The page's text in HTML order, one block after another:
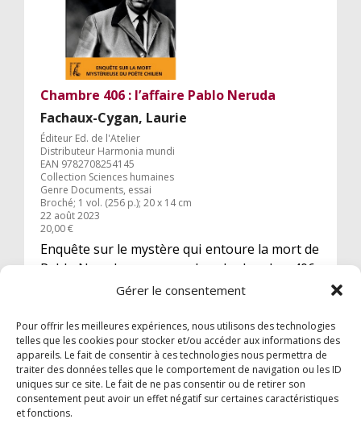
Gérer le consentement
Pour offrir les meilleures expériences, nous utilisons des technologies
telles que les cookies pour stocker et/ou accéder aux informations des
appareils. Le fait de consentir à ces technologies nous permettra de
traiter des données telles que le comportement de navigation ou les ID
uniques sur ce site. Le fait de ne pas consentir ou de retirer son
consentement peut avoir un effet négatif sur certaines caractéristiques
et fonctions.
Chambre 406 : l’affaire Pablo Neruda
Fachaux-Cygan, Laurie
Éditeur Ed. de l'Atelier
Distributeur Harmonia mundi
EAN 9782708254145
Collection Sciences humaines
Genre Documents, essai
Broché; 1 vol. (256 p.); 20 x 14 cm
22 août 2023
20,00 €
Enquête sur le mystère qui entoure la mort de
Pablo Neruda, survenue dans la chambre 406
de la clinique Santa Maria à Santiago du Chili